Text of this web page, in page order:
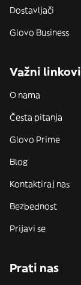
Dostavljači
Glovo Business
Važni linkovi
O nama
Česta pitanja
Glovo Prime
Blog
Kontaktiraj nas
Bezbednost
Prijavi se
Prati nas